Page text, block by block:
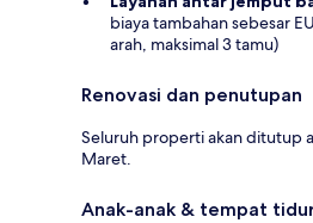
biaya tambahan sebesar
arah, maksimal 3 tamu)
Renovasi dan penutupan
Seluruh properti akan ditutup
Maret.
Anak-anak & tempat